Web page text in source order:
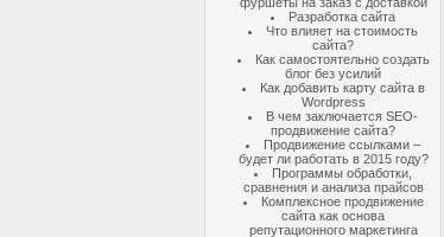
Разработка сайта
Что влияет на стоимость
сайта?
Как самостоятельно создать
блог без усилий
Как добавить карту сайта в
Wordpress
В чем заключается SEO-
продвижение сайта?
Продвижение ссылками –
будет ли работать в 2015 году?
Программы обработки,
сравнения и анализа прайсов
Комплексное продвижение
сайта как основа
репутационного маркетинга